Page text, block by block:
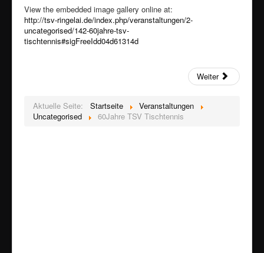
View the embedded image gallery online at:
http://tsv-ringelai.de/index.php/veranstaltungen/2-
uncategorised/142-60jahre-tsv-
tischtennis#sigFreeIdd04d61314d
Weiter
Aktuelle Seite: Startseite
Veranstaltungen
Uncategorised
60Jahre TSV Tischtennis